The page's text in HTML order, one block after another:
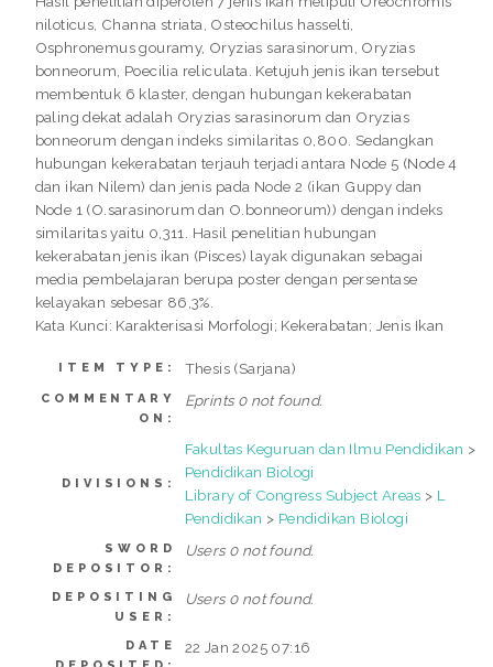
niloticus, Channa striata, Osteochilus hasselti,
Osphronemus gouramy, Oryzias sarasinorum, Oryzias
bonneorum, Poecilia reliculata. Ketujuh jenis ikan tersebut
membentuk 6 klaster, dengan hubungan kekerabatan
paling dekat adalah Oryzias sarasinorum dan Oryzias
bonneorum dengan indeks similaritas 0,800. Sedangkan
hubungan kekerabatan terjauh terjadi antara Node 5 (Node 4
dan ikan Nilem) dan jenis pada Node 2 (ikan Guppy dan
Node 1 (O.sarasinorum dan O.bonneorum)) dengan indeks
similaritas yaitu 0,311. Hasil penelitian hubungan
kekerabatan jenis ikan (Pisces) layak digunakan sebagai
media pembelajaran berupa poster dengan persentase
kelayakan sebesar 86,3%.
Kata Kunci: Karakterisasi Morfologi; Kekerabatan; Jenis Ikan
ITEM TYPE: Thesis (Sarjana)
COMMENTARY
ON:
Eprints 0 not found.
DIVISIONS:
Fakultas Keguruan dan Ilmu Pendidikan >
Pendidikan Biologi
Library of Congress Subject Areas > L
Pendidikan > Pendidikan Biologi
SWORD
DEPOSITOR:
Users 0 not found.
DEPOSITING
USER:
Users 0 not found.
DATE
22 Jan 2025 07:16